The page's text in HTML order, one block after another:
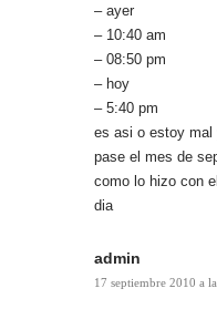
– ayer
– 10:40 am
– 08:50 pm
– hoy
– 5:40 pm
es asi o estoy mal
pase el mes de
como lo hizo con
dia
admin
17 septiembre 2010 a